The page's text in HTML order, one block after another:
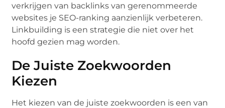
verkrijgen van backlinks van gerenommeerde
websites je SEO-ranking aanzienlijk verbeteren.
Linkbuilding is een strategie die niet over het
hoofd gezien mag worden.
De Juiste Zoekwoorden
Kiezen
Het kiezen van de juiste zoekwoorden is een van